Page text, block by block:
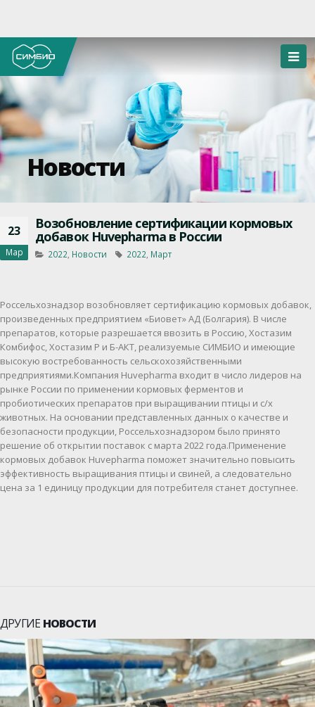
Новости
23
Мар
Возобновление сертификации кормовых
добавок Huvepharma в России
2022 Новости 2022 Март
Россельхознадзор возобновляет сертификацию кормовых добавок,
произведенных предприятием «Биовет» АД (Болгария). В числе
препаратов, которые разрешается ввозить в Россию, Хостазим
Комбифос, Хостазим Р и Б-АКТ, реализуемые СИМБИО и имеющие
высокую востребованность сельскохозяйственными
предприятиями.Компания Huvepharma входит в число лидеров на
рынке России по применении кормовых ферментов и
пробиотических препаратов при выращивании птицы и с/х
животных. На основании представленных данных о качестве и
безопасности продукции, Россельхознадзором было принято
решение об открытии поставок с марта 2022 года.Применение
кормовых добавок Huvepharma поможет значительно повысить
эффективность выращивания птицы и свиней, а следовательно
цена за 1 единицу продукции для потребителя станет доступнее.
ДРУГИЕ НОВОСТИ